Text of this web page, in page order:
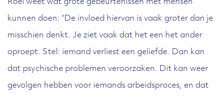
Roel weet wat grote gebeurtenissen met mensen
kunnen doen: “De invloed hiervan is vaak groter dan je
misschien denkt. Je ziet vaak dat het een het ander
oproept. Stel: iemand verliest een geliefde. Dan kan
dat psychische problemen veroorzaken. Dit kan weer
gevolgen hebben voor iemands arbeidsproces, en dat